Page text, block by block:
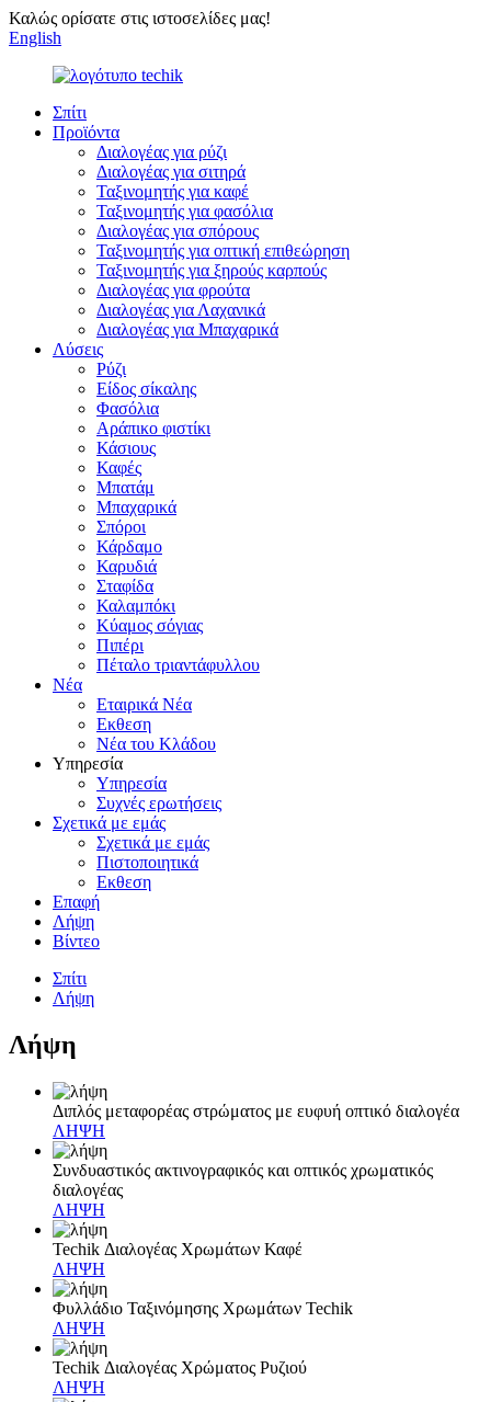
Καλώς ορίσατε στις ιστοσελίδες μας!
English
Σπίτι
Προϊόντα
Διαλογέας για ρύζι
Διαλογέας για σιτηρά
Ταξινομητής για καφέ
Ταξινομητής για φασόλια
Διαλογέας για σπόρους
Ταξινομητής για οπτική επιθεώρηση
Ταξινομητής για ξηρούς καρπούς
Διαλογέας για φρούτα
Διαλογέας για Λαχανικά
Διαλογέας για Μπαχαρικά
Λύσεις
Ρύζι
Είδος σίκαλης
Φασόλια
Αράπικο φιστίκι
Κάσιους
Καφές
Μπατάμ
Μπαχαρικά
Σπόροι
Κάρδαμο
Καρυδιά
Σταφίδα
Καλαμπόκι
Κύαμος σόγιας
Πιπέρι
Πέταλο τριαντάφυλλου
Νέα
Εταιρικά Νέα
Εκθεση
Νέα του Κλάδου
Υπηρεσία
Υπηρεσία
Συχνές ερωτήσεις
Σχετικά με εμάς
Σχετικά με εμάς
Πιστοποιητικά
Εκθεση
Επαφή
Λήψη
Βίντεο
Σπίτι
Λήψη
Λήψη
Διπλός μεταφορέας στρώματος με ευφυή οπτικό διαλογέα
ΛΗΨΗ
Συνδυαστικός ακτινογραφικός και οπτικός χρωματικός
διαλογέας
ΛΗΨΗ
Techik Διαλογέας Χρωμάτων Καφέ
ΛΗΨΗ
Φυλλάδιο Ταξινόμησης Χρωμάτων Techik
ΛΗΨΗ
Techik Διαλογέας Χρώματος Ρυζιού
ΛΗΨΗ